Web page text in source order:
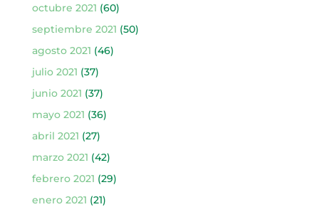
octubre 2021 (60)
septiembre 2021 (50)
agosto 2021 (46)
julio 2021 (37)
junio 2021 (37)
mayo 2021 (36)
abril 2021 (27)
marzo 2021 (42)
febrero 2021 (29)
enero 2021 (21)